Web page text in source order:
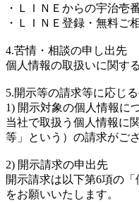
・ＬＩＮＥからの宇治壱
・ＬＩＮＥ登録・無料ご
4.苦情・相談の申し出先
個人情報の取扱いに関す
5.開示等の請求等に応じ
1) 開示対象の個人情報に
当社で取扱う個人情報に
等」という）の請求がご
2) 開示請求の申出先
開示請求は以下第6項の
をお願いいたします。